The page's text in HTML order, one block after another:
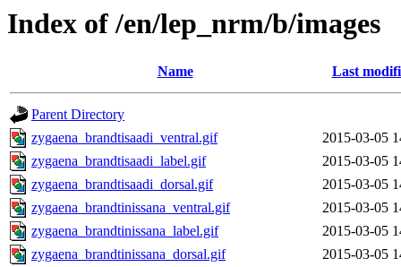
Index of /en/lep_nrm/b/images
Name Last
Parent Directory
zygaena_brandtisaadi_ventral.gif
2015-03-05
zygaena_brandtisaadi_label.gif
2015-03-05
zygaena_brandtisaadi_dorsal.gif
2015-03-05
zygaena_brandtinissana_ventral.gif
2015-03-05
zygaena_brandtinissana_label.gif
2015-03-05
zygaena_brandtinissana_dorsal.gif
2015-03-05